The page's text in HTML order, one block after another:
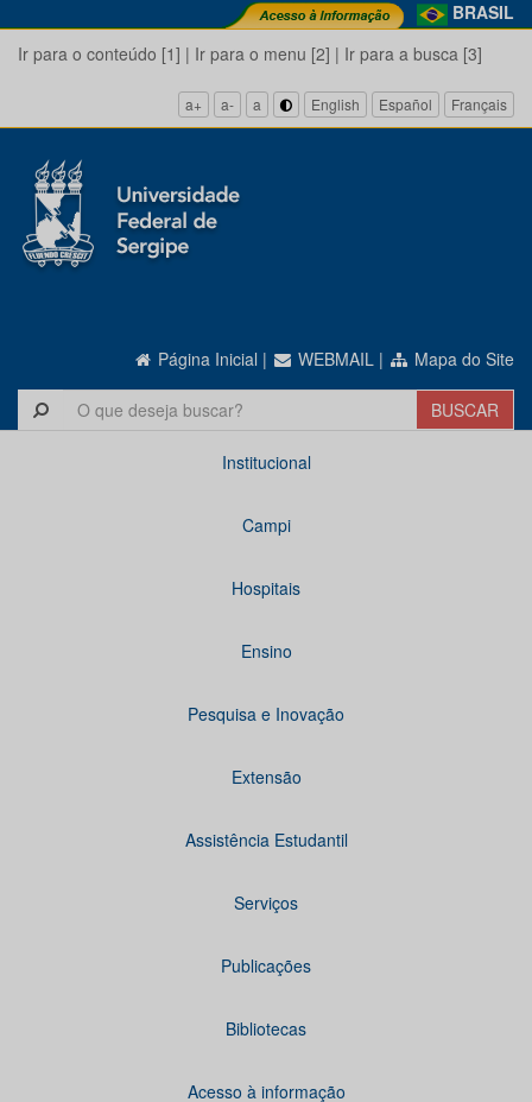
BRASIL
Ir para o conteúdo [1] | Ir para o menu [2] | Ir para a busca [3]
a+ a- a English Español Français
Página Inicial | WEBMAIL | Mapa do Site
Institucional
Campi
Hospitais
Ensino
Pesquisa e Inovação
Extensão
Assistência Estudantil
Serviços
Publicações
Bibliotecas
Acesso à informação